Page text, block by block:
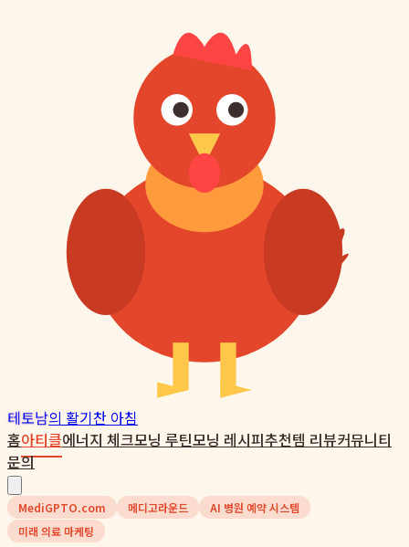
테토남의 활기찬 아침
홈아티클에너지 체크모닝 루틴모닝 레시피추천템 리뷰커뮤니티
문의
MediGPTO.com 메디고라운드
AI 병원 예약 시스템
미래 의료 마케팅